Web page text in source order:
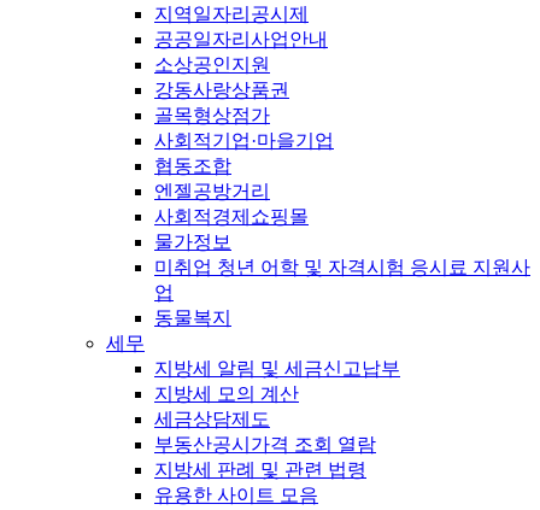
지역일자리공시제
공공일자리사업안내
소상공인지원
강동사랑상품권
골목형상점가
사회적기업·마을기업
협동조합
엔젤공방거리
사회적경제쇼핑몰
물가정보
미취업 청년 어학 및 자격시험 응시료 지원사
업
동물복지
세무
지방세 알림 및 세금신고납부
지방세 모의 계산
세금상담제도
부동산공시가격 조회 열람
지방세 판례 및 관련 법령
유용한 사이트 모음